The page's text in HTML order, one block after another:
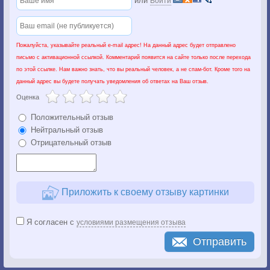
Пожалуйста, указывайте реальный e-mail адрес! На данный адрес будет отправлено
письмо с активационной ссылкой. Комментарий появится на сайте только после перехода
по этой ссылке. Нам важно знать, что вы реальный человек, а не спам-бот. Кроме того на
данный адрес вы будете получать уведомления об ответах на Ваш отзыв.
Оценка
Положительный отзыв
Нейтральный отзыв
Отрицательный отзыв
Приложить к своему отзыву картинки
Я согласен с условиями размещения отзыва
Отправить